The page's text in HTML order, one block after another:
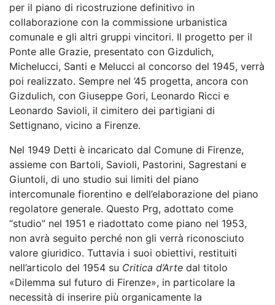
per il piano di ricostruzione definitivo in
collaborazione con la commissione urbanistica
comunale e gli altri gruppi vincitori. Il progetto per il
Ponte alle Grazie, presentato con Gizdulich,
Michelucci, Santi e Melucci al concorso del 1945, verrà
poi realizzato. Sempre nel ’45 progetta, ancora con
Gizdulich, con Giuseppe Gori, Leonardo Ricci e
Leonardo Savioli, il cimitero dei partigiani di
Settignano, vicino a Firenze.
Nel 1949 Detti è incaricato dal Comune di Firenze,
assieme con Bartoli, Savioli, Pastorini, Sagrestani e
Giuntoli, di uno studio sui limiti del piano
intercomunale fiorentino e dell’elaborazione del piano
regolatore generale. Questo Prg, adottato come
“studio” nel 1951 e riadottato come piano nel 1953,
non avrà seguito perché non gli verrà riconosciuto
valore giuridico. Tuttavia i suoi obiettivi, restituiti
nell’articolo del 1954 su Critica d’Arte dal titolo
«Dilemma sul futuro di Firenze», in particolare la
necessità di inserire più organicamente la